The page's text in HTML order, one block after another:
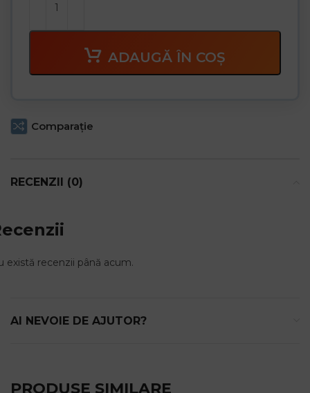
ADAUGĂ ÎN COȘ
Comparaţie
RECENZII (0)
există recenzii până acum.
AI NEVOIE DE AJUTOR?
PRODUSE SIMILARE